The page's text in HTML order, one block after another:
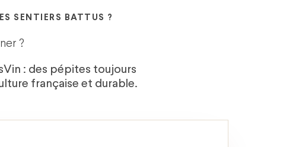
SENTIERS BATTUS ?
?
: des pépites toujours
française et durable.